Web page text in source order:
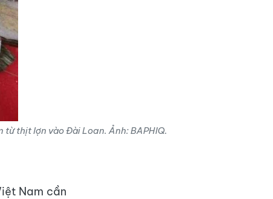
thịt lợn vào Đài Loan. Ảnh: BAPHIQ.
Nam cần